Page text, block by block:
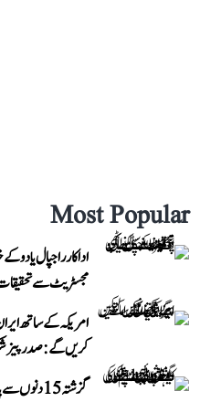
Most Popular
اداکار راجپال یادو
مجسٹریٹ سے تحقیقات
امریکہ کے ساتھ
کریں گے: صدر
گزشتہ 15